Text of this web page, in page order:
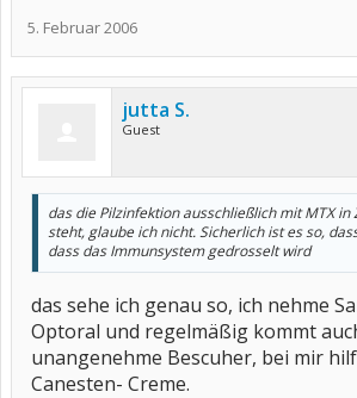
5. Februar 2006
jutta S.
Guest
das die Pilzinfektion ausschließlich mit MTX in
steht, glaube ich nicht. Sicherlich ist es so,
dass das Immunsystem gedrosselt wird
das sehe ich genau so, ich nehme
Optoral und regelmäßig kommt
unangenehme Bescuher, bei mir
Canesten- Creme.